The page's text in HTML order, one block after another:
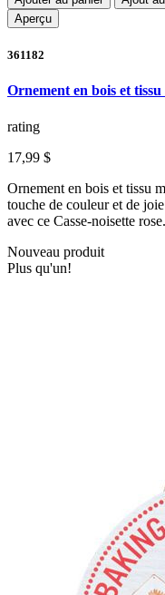
Aperçu
361182
Ornement en bois et tissu
rating
17,99 $
Ornement en bois et tissu
touche de couleur et de
avec ce Casse-noisette
Nouveau produit
Plus qu'un!